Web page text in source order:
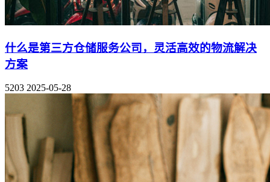
什么是第三方仓储服务公司，灵活高效的物流解决
方案
5203 2025-05-28